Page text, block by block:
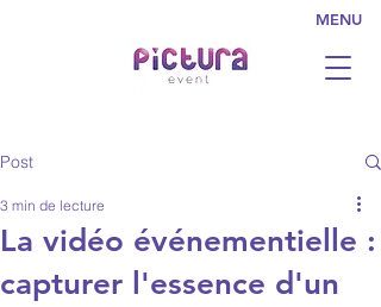
MENU
Post
La vidéo événementielle :
capturer l'essence d'un
3 min de lecture